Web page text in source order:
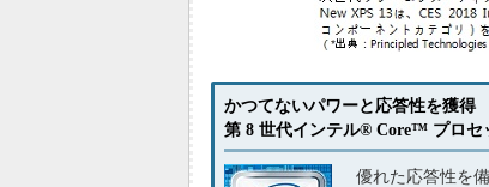
かつてないパワーと応答性を獲得
第 8 世代インテル® Core™ プロセ
優れた応答性を